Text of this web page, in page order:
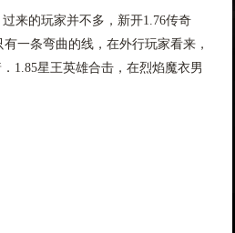
来的玩家并不多，新开1.76传奇
一条弯曲的线，在外行玩家看来，
1.85星王英雄合击，在烈焰魔衣男